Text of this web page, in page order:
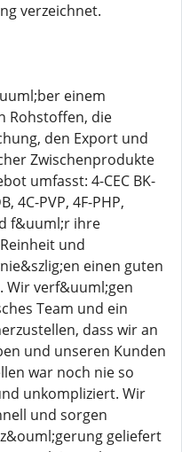
verzeichnet.
einem
Rohstoffen, die
den Export und
Zwischenprodukte
umfasst: 4-CEC BK-
4C-PVP, 4F-PHP,
f&uuml;r ihre
und
einen guten
Wir verf&uuml;gen
Team und ein
dass wir an
und unseren Kunden
war noch nie so
unkompliziert. Wir
und sorgen
geliefert